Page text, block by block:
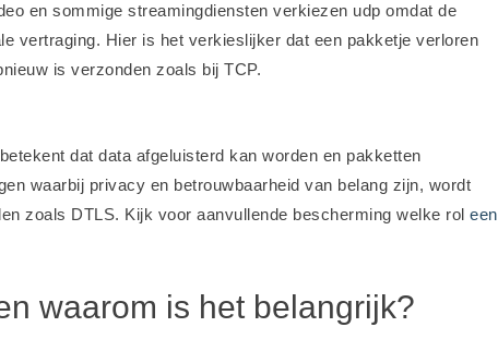
en sommige streamingdiensten verkiezen udp omdat de
vertraging. Hier is het verkieslijker dat een pakketje verloren
is verzonden zoals bij TCP.
dat data afgeluisterd kan worden en pakketten
waarbij privacy en betrouwbaarheid van belang zijn, wordt
zoals DTLS. Kijk voor aanvullende bescherming welke rol een
waarom is het belangrijk?